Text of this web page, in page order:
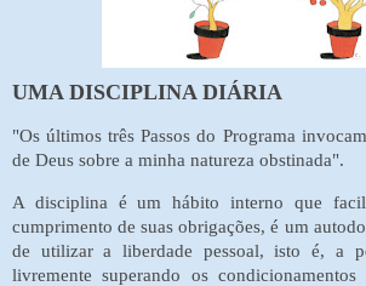
UMA DISCIPLINA DIÁRIA
"Os últimos três Passos do Programa
de Deus sobre a minha natureza obstinada".
A disciplina é um hábito interno que
cumprimento de suas obrigações, é um
de utilizar a liberdade pessoal, isto é, a
livremente superando os